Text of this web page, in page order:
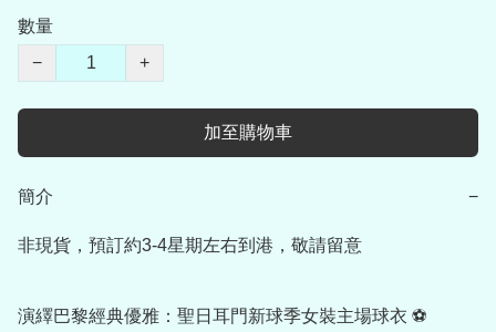
數量
−
+
加至購物車
簡介 −
非現貨，預訂約3-4星期左右到港，敬請留意
演繹巴黎經典優雅：聖日耳門新球季女裝主場球衣 ⚽